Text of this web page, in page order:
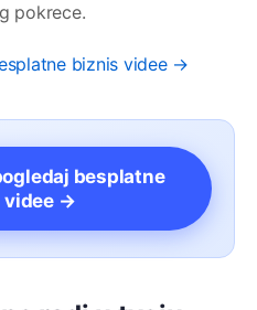
pokrece.
biznis videe →
besplatne
videe →